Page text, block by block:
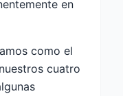
en
como el
cuatro